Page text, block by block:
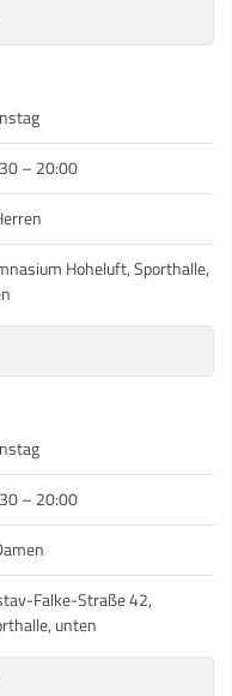
– 20:00
Hoheluft, Sporthalle,
– 20:00
Falke-Straße 42,
unten